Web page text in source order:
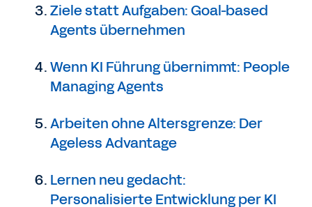
Ziele statt Aufgaben: Goal-based
Agents übernehmen
Wenn KI Führung übernimmt: People
Managing Agents
Arbeiten ohne Altersgrenze: Der
Ageless Advantage
Lernen neu gedacht:
Personalisierte Entwicklung per KI